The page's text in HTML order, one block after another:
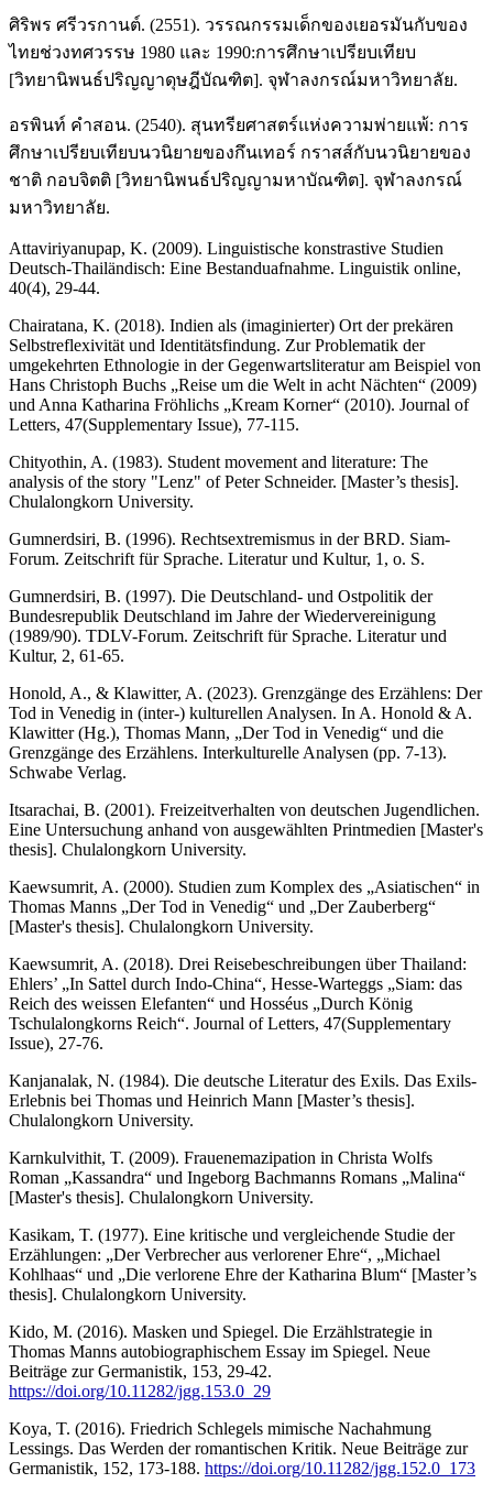
ศิริพร ศรีวรกานต์. (2551). วรรณกรรมเด็กของเยอรมันกับของ
ไทยช่วงทศวรรษ 1980 และ 1990:การศึกษาเปรียบเทียบ
[วิทยานิพนธ์ปริญญาดุษฎีบัณฑิต]. จุฬาลงกรณ์มหาวิทยาลัย.
อรพินท์ คำสอน. (2540). สุนทรียศาสตร์แห่งความพ่ายแพ้: การ
ศึกษาเปรียบเทียบนวนิยายของกึนเทอร์ กราสส์กับนวนิยายของ
ชาติ กอบจิตติ [วิทยานิพนธ์ปริญญามหาบัณฑิต]. จุฬาลงกรณ์
มหาวิทยาลัย.
Attaviriyanupap, K. (2009). Linguistische konstrastive Studien
Deutsch-Thailändisch: Eine Bestanduafnahme. Linguistik online,
40(4), 29-44.
Chairatana, K. (2018). Indien als (imaginierter) Ort der prekären
Selbstreflexivität und Identitätsfindung. Zur Problematik der
umgekehrten Ethnologie in der Gegenwartsliteratur am Beispiel von
Hans Christoph Buchs „Reise um die Welt in acht Nächten“ (2009)
und Anna Katharina Fröhlichs „Kream Korner“ (2010). Journal of
Letters, 47(Supplementary Issue), 77-115.
Chityothin, A. (1983). Student movement and literature: The
analysis of the story "Lenz" of Peter Schneider. [Master’s thesis].
Chulalongkorn University.
Gumnerdsiri, B. (1996). Rechtsextremismus in der BRD. Siam-
Forum. Zeitschrift für Sprache. Literatur und Kultur, 1, o. S.
Gumnerdsiri, B. (1997). Die Deutschland- und Ostpolitik der
Bundesrepublik Deutschland im Jahre der Wiedervereinigung
(1989/90). TDLV-Forum. Zeitschrift für Sprache. Literatur und
Kultur, 2, 61-65.
Honold, A., & Klawitter, A. (2023). Grenzgänge des Erzählens: Der
Tod in Venedig in (inter-) kulturellen Analysen. In A. Honold & A.
Klawitter (Hg.), Thomas Mann, „Der Tod in Venedig“ und die
Grenzgänge des Erzählens. Interkulturelle Analysen (pp. 7-13).
Schwabe Verlag.
Itsarachai, B. (2001). Freizeitverhalten von deutschen Jugendlichen.
Eine Untersuchung anhand von ausgewählten Printmedien [Master's
thesis]. Chulalongkorn University.
Kaewsumrit, A. (2000). Studien zum Komplex des „Asiatischen“ in
Thomas Manns „Der Tod in Venedig“ und „Der Zauberberg“
[Master's thesis]. Chulalongkorn University.
Kaewsumrit, A. (2018). Drei Reisebeschreibungen über Thailand:
Ehlers’ „In Sattel durch Indo-China“, Hesse-Warteggs „Siam: das
Reich des weissen Elefanten“ und Hosséus „Durch König
Tschulalongkorns Reich“. Journal of Letters, 47(Supplementary
Issue), 27-76.
Kanjanalak, N. (1984). Die deutsche Literatur des Exils. Das Exils-
Erlebnis bei Thomas und Heinrich Mann [Master’s thesis].
Chulalongkorn University.
Karnkulvithit, T. (2009). Frauenemazipation in Christa Wolfs
Roman „Kassandra“ und Ingeborg Bachmanns Romans „Malina“
[Master's thesis]. Chulalongkorn University.
Kasikam, T. (1977). Eine kritische und vergleichende Studie der
Erzählungen: „Der Verbrecher aus verlorener Ehre“, „Michael
Kohlhaas“ und „Die verlorene Ehre der Katharina Blum“ [Master’s
thesis]. Chulalongkorn University.
Kido, M. (2016). Masken und Spiegel. Die Erzählstrategie in
Thomas Manns autobiographischem Essay im Spiegel. Neue
Beiträge zur Germanistik, 153, 29-42.
https://doi.org/10.11282/jgg.153.0_29
Koya, T. (2016). Friedrich Schlegels mimische Nachahmung
Lessings. Das Werden der romantischen Kritik. Neue Beiträge zur
Germanistik, 152, 173-188. https://doi.org/10.11282/jgg.152.0_173